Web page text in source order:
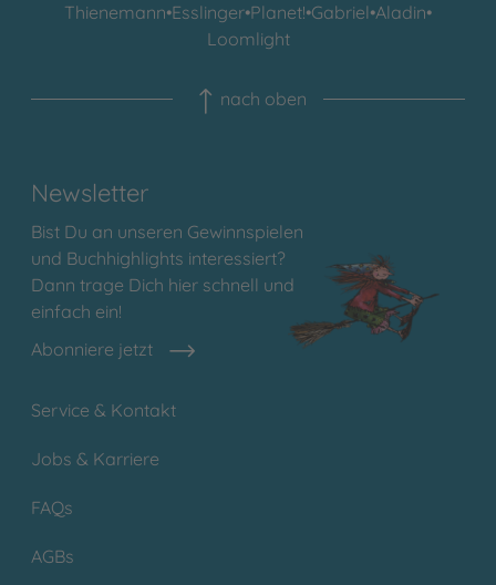
Thienemann•Esslinger•Planet!•Gabriel•Aladin•
Loomlight
nach oben
Newsletter
Bist Du an unseren Gewinnspielen
und Buchhighlights interessiert?
Dann trage Dich hier schnell und
einfach ein!
Abonniere jetzt
Service & Kontakt
Jobs & Karriere
FAQs
AGBs